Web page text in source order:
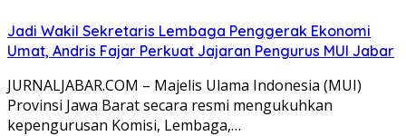
Jadi Wakil Sekretaris Lembaga Penggerak Ekonomi
Umat, Andris Fajar Perkuat Jajaran Pengurus MUI Jabar
JURNALJABAR.COM – Majelis Ulama Indonesia (MUI)
Provinsi Jawa Barat secara resmi mengukuhkan
kepengurusan Komisi, Lembaga,…